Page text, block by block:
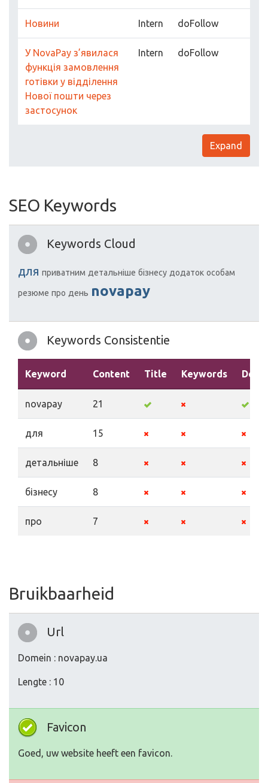
Новини Intern doFollow
У NovaPay з’явилася
функція замовлення
готівки у відділення
Нової пошти через
застосунок
Intern doFollow
Expand
SEO Keywords
Keywords Cloud
для приватним детальніше бізнесу додаток особам
резюме про день novapay
Keywords Consistentie
Keyword Content Title Keywords
novapay 21
для 15
детальніше 8
бізнесу 8
про 7
Bruikbaarheid
Url
Domein : novapay.ua
Lengte : 10
Favicon
Goed, uw website heeft een favicon.